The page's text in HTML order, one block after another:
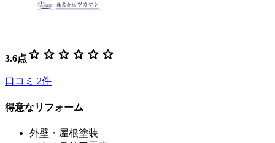
3.6点 star star star star star star
口コミ 2件
得意なリフォーム
外壁・屋根塗装